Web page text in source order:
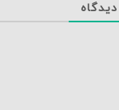
دیدگاه